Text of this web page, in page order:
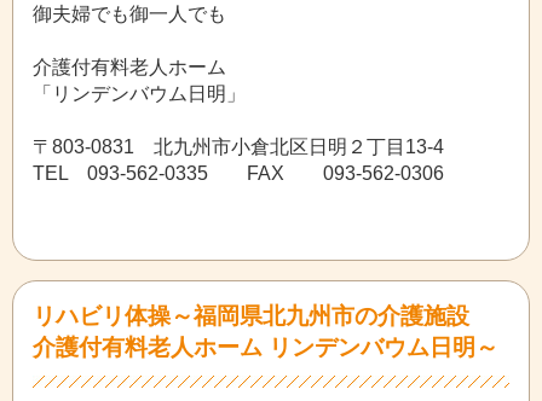
御夫婦でも御一人でも
介護付有料老人ホーム
「リンデンバウム日明」
〒803-0831 北九州市小倉北区日明２丁目13-4
TEL 093-562-0335 FAX 093-562-0306
リハビリ体操～福岡県北九州市の介護施設
介護付有料老人ホーム リンデンバウム日明～